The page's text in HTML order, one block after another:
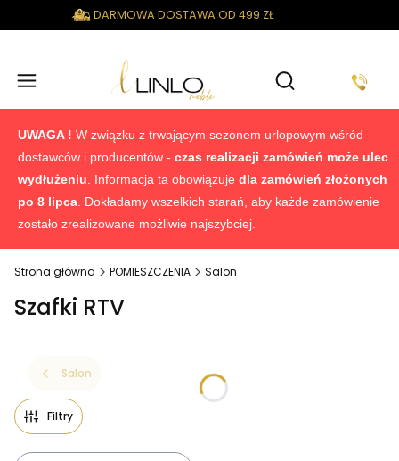
DARMOWA DOSTAWA OD 499 ZŁ
OtwórzProdukty w
UWAGA ! W związku z trwającym sezonem urlopowym wśród
dostawców i producentów - czas realizacji zamówień może ulec
wydłużeniu . Informacja ta obowiązuje dla zamówień złożonych
po 8 lipca . Dokładamy wszelkich starań, aby każde zamówienie
zostało zrealizowane możliwie najszybciej.
Strona główna POMIESZCZENIA Salon
Szafki RTV
Salon
Filtry